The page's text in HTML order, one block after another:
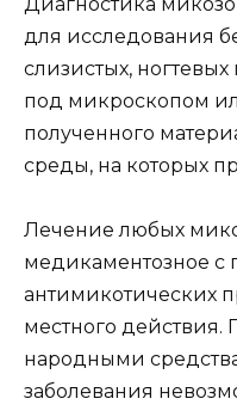
для исследования
слизистых,
под микроскопом
полученного
среды, на которых
Лечение любых
медикаментозное
антимикотических
местного действия.
народными
заболевания